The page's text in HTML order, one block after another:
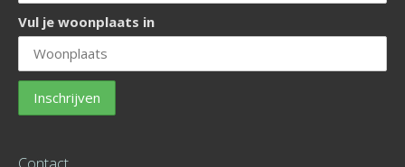
Vul je woonplaats in